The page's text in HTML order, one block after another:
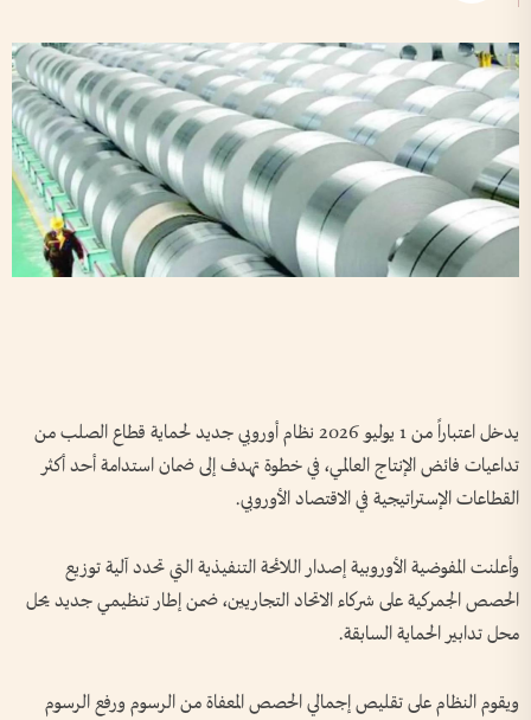
يدخل اعتباراً من 1 يوليو 2026 نظام أوروبي جديد لحماية قطاع الصلب من
تداعيات فائض الإنتاج العالمي، في خطوة تهدف إلى ضمان استدامة أحد أكثر
القطاعات الإستراتيجية في الاقتصاد الأوروبي.
وأعلنت المفوضية الأوروبية إصدار اللائحة التنفيذية التي تحدد آلية توزيع
الحصص الجمركية على شركاء الاتحاد التجاريين، ضمن إطار تنظيمي جديد يحل
محل تدابير الحماية السابقة.
ويقوم النظام على تقليص إجمالي الحصص المعفاة من الرسوم ورفع الرسوم